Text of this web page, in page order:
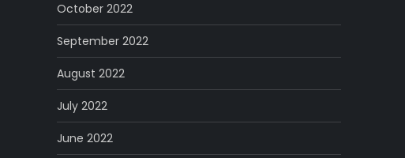
October 2022
September 2022
August 2022
July 2022
June 2022